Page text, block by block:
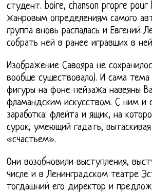
студент. boire, chanson propre pour
жанровым определениям самого
группа вновь распалась и Евгений
собрать ней в ранее игравших в
Изображение Савояра не
вообще существовало). И сама тема
фигуры на фоне пейзажа навеяны
фламандским искусством. С ним и
заработка: флейта и ящик, на
сурок, умеющий гадать, вытаскивая
«счастьем».
Они возобновили выступления,
числе и в Ленинградском театре
тогдашний его директор и